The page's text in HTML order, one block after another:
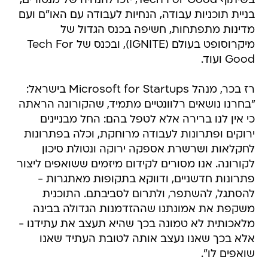
בניית תוכניות עבודה, הנחיות לעבודה עם האו"ם ועם
מדינות מתפתחות, חשיפה בכנס הגדול של
מיקרוסופט בעולם (IGNITE), ובכנס של Tech For
Good ועוד.
רז בכר, מנהל Microsoft for Startups בישראל:
"בחרנו נושאים רלוונטיים מתמיד, שהקורונה הראתה
כי אין לנו ברירה אלא לטפל בהם: החל מבניינים
ירוקים ופתרונות לעבודה מרוחקת, וכלה בפתרונות
לחקלאות ושרשרת אספקה ירוקה ונטולת סיכון
לקורונה. אנו מסורים לקידום מיזמים ששואפים ליצור
פתרונות חדשניים, ודווקא בתקופות מאתגרות -
להסתגל, להשתפר, ולתרום לסביבתם. התוכנית
משקפת את אמונתנו שההזדמנות הגדולה בבינה
מלאכותית לא טמונה בכך שהיא תעצב את עתידנו -
אלא בכך שאנו נעצב אותה לטובת העתיד שאנו
שואפים לו".